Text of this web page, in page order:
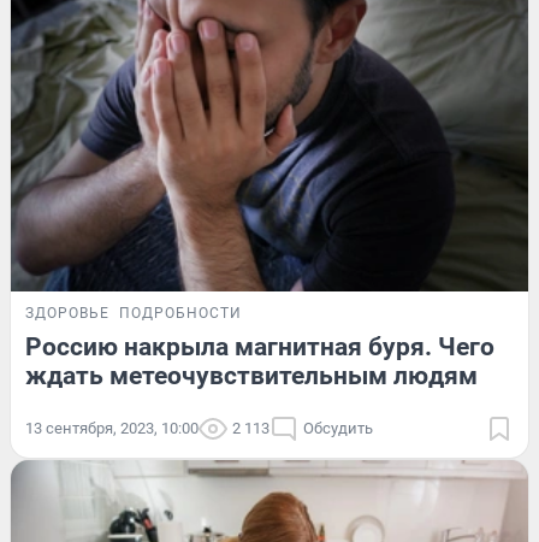
ЗДОРОВЬЕ ПОДРОБНОСТИ
Россию накрыла магнитная буря. Чего
ждать метеочувствительным людям
13 сентября, 2023, 10:00 2 113 Обсудить